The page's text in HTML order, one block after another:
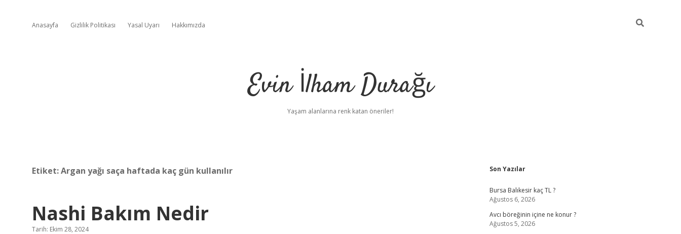
Anasayfa Gizlilik Politikası Yasal Uyarı Hakkımızda
Evin İlham Durağı
Yaşam alanlarına renk katan öneriler!
Etiket:Argan yağı saça haftada kaç gün kullanılır
Nashi Bakım Nedir
Tarih: Ekim 28, 2024
Sidebar
Son Yazılar
Bursa Balıkesir kaç TL ?
Ağustos 6, 2026
Avcı böreğinin içine ne konur ?
Ağustos 5, 2026